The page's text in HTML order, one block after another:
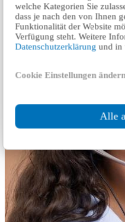
welche Kategorien Sie
dass je nach den von Ihnen
Funktionalität der Website
Verfügung steht. Weitere
Datenschutzerklärung und in
Cookie Einstellungen
Alle